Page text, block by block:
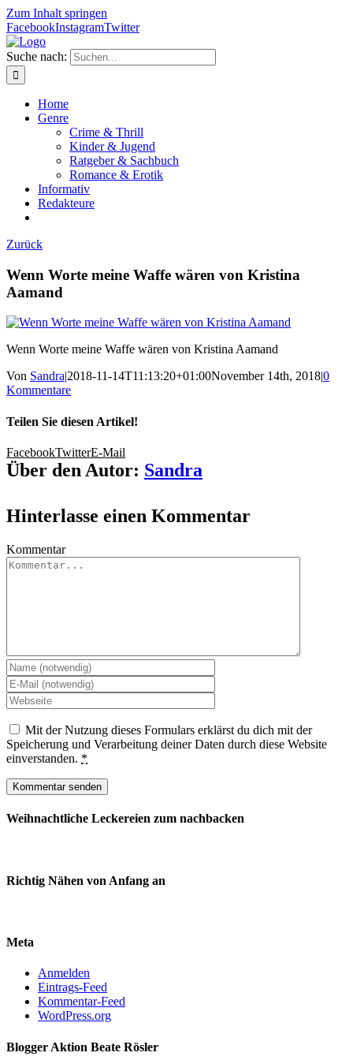
Zum Inhalt springen
FacebookInstagramTwitter
Suche nach:
Home
Genre
Crime & Thrill
Kinder & Jugend
Ratgeber & Sachbuch
Romance & Erotik
Informativ
Redakteure
Zurück
Wenn Worte meine Waffe wären von Kristina
Aamand
Wenn Worte meine Waffe wären von Kristina Aamand
Von Sandra|2018-11-14T11:13:20+01:00November 14th, 2018|0
Kommentare
Teilen Sie diesen Artikel!
FacebookTwitterE-Mail
Über den Autor: Sandra
Hinterlasse einen Kommentar
Kommentar
Mit der Nutzung dieses Formulars erklärst du dich mit der
Speicherung und Verarbeitung deiner Daten durch diese Website
einverstanden. *
Weihnachtliche Leckereien zum nachbacken
Richtig Nähen von Anfang an
Meta
Anmelden
Eintrags-Feed
Kommentar-Feed
WordPress.org
Blogger Aktion Beate Rösler